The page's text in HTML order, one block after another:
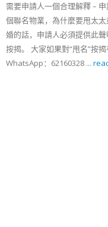
需要申請人一個合理解釋 –
個聯名物業，為什麼要甩太
婚的話，申請人必須提供此
按揭。 大家如果對“甩名”按
WhatsApp：62160328 ...